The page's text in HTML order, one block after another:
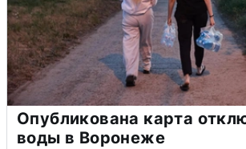
Опубликована карта
воды в Воронеже